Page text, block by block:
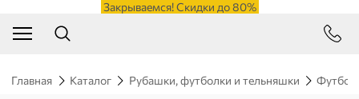
Закрываемся! Скидки до 80%
Главная Каталог Рубашки, футболки и тельняшки